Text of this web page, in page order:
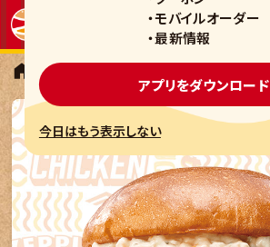
・モバイルオーダー
・最新情報
アプリをダウンロード
今日はもう表示しない
モーニング